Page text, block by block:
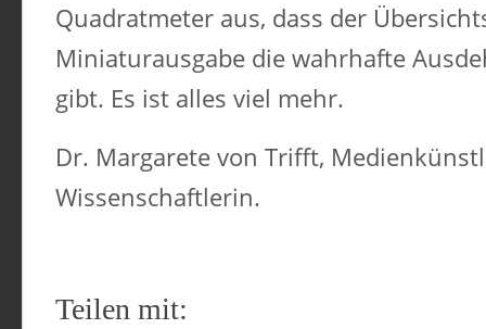
Quadratmeter aus, dass der
Miniaturausgabe die wahrhafte
gibt. Es ist alles viel mehr.
Dr. Margarete von Trifft,
Wissenschaftlerin.
Teilen mit: